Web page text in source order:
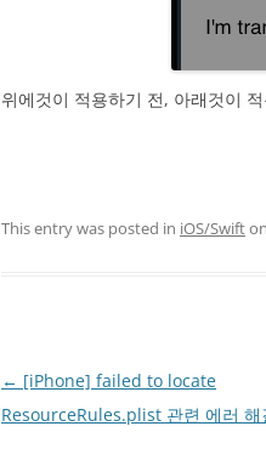
위에것이 적용하기 전, 아래것이
This entry was posted in iOS/Swifton
Post
navigation
← [iPhone] failed to locate
ResourceRules.plist 관련 에러 해